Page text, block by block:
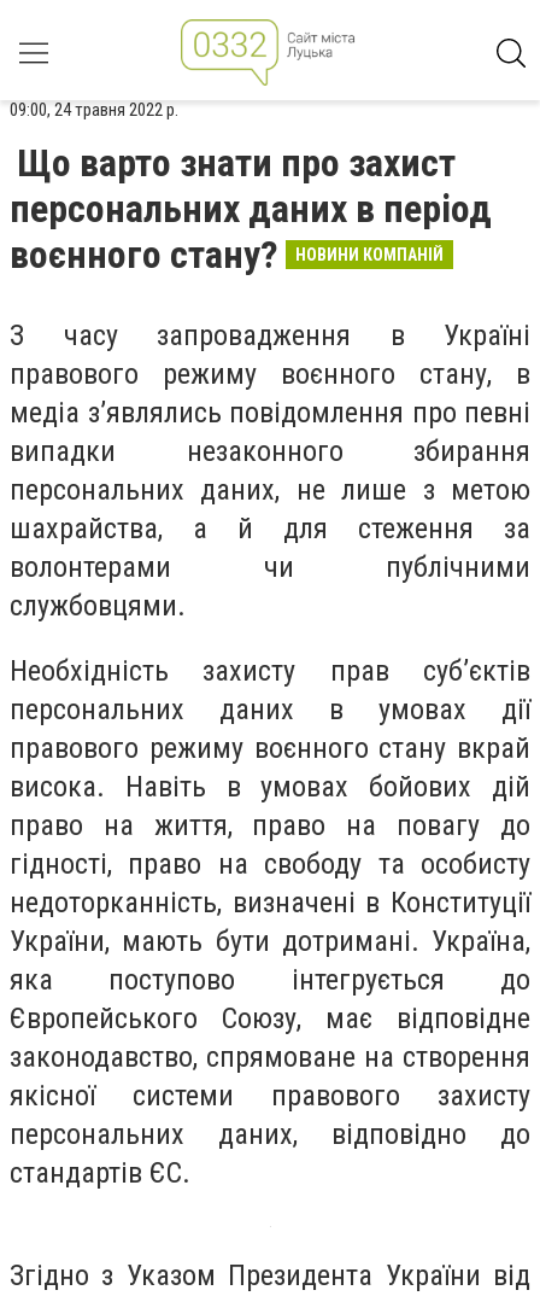
09:00, 24 травня 2022 р.
Що варто знати про захист
персональних даних в період
воєнного стану?
НОВИНИ КОМПАНІЙ
З часу запровадження в Україні
правового режиму воєнного стану, в
медіа з’являлись повідомлення про певні
випадки незаконного збирання
персональних даних, не лише з метою
шахрайства, а й для стеження за
волонтерами чи публічними
службовцями.
Необхідність захисту прав суб’єктів
персональних даних в умовах дії
правового режиму воєнного стану вкрай
висока. Навіть в умовах бойових дій
право на життя, право на повагу до
гідності, право на свободу та особисту
недоторканність, визначені в Конституції
України, мають бути дотримані. Україна,
яка поступово інтегрується до
Європейського Союзу, має відповідне
законодавство, спрямоване на створення
якісної системи правового захисту
персональних даних, відповідно до
стандартів ЄС.
Згідно з Указом Президента України від